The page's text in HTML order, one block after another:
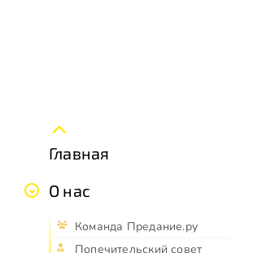
Главная
О нас
Команда Предание.ру
Попечительский совет